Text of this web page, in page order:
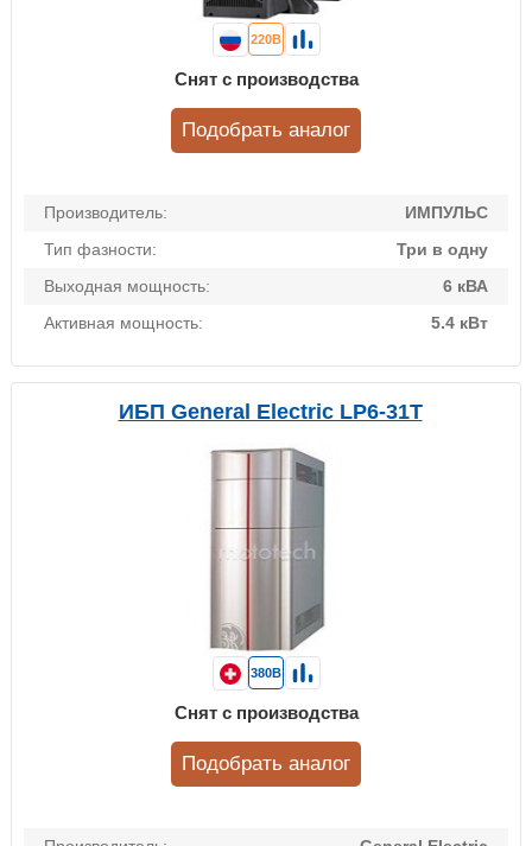
Производитель:
ИМПУЛЬС
Тип фазности:
Три в одну
Выходная мощность:
6 кВА
Активная мощность:
5.4 кВт
220В
Снят с производства
Подобрать аналог
ИБП General Electric LP6-31T
380В
Снят с производства
Подобрать аналог